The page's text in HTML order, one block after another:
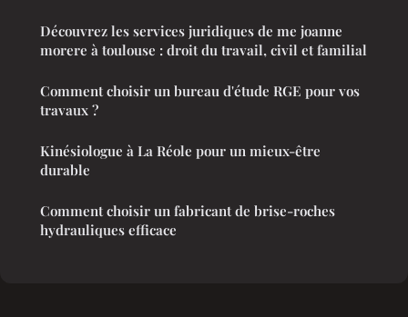
Découvrez les services juridiques de me joanne
morere à toulouse : droit du travail, civil et familial
Comment choisir un bureau d'étude RGE pour vos
travaux ?
Kinésiologue à La Réole pour un mieux-être
durable
Comment choisir un fabricant de brise-roches
hydrauliques efficace